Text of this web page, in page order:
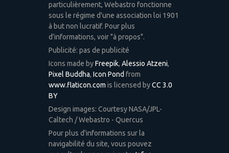
particulièrement, Webastro fonctionne
sous le régime d'une association loi 1901
à but non lucratif. Pour plus
d'informations, voir "à propos".
Publicité: pas de publicité
Icons made byFreepik, Alessio Atzeni,
Pixel Buddha, Icon Pond from
www.flaticon.com is licensed byCC 3.0
BY
Design images: Courtesy NASA/JPL-
Caltech / Webastro - Quercus
Pour plus d'informations sur la
navigabilité du site, vous pouvez